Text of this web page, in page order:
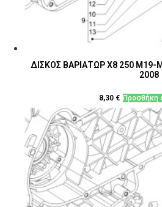
ΔΙΣΚΟΣ ΒΑΡΙΑΤΩΡ Χ8 250 M19-
2008
8,30 € Προσθήκη